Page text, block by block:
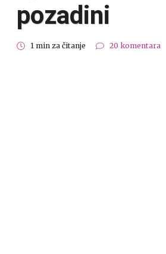
pozadini
1 min za čitanje 20 komentara